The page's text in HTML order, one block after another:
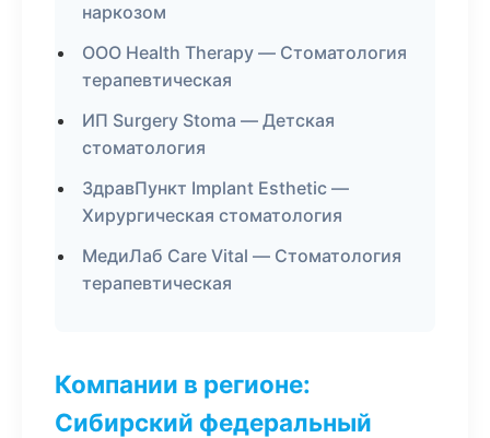
наркозом
ООО Health Therapy — Стоматология
терапевтическая
ИП Surgery Stoma — Детская
стоматология
ЗдравПункт Implant Esthetic —
Хирургическая стоматология
МедиЛаб Care Vital — Стоматология
терапевтическая
Компании в регионе:
Сибирский федеральный